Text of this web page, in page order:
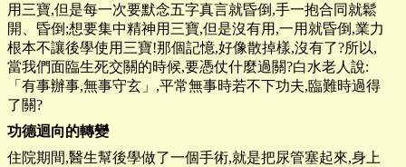
用三寶,但是每一次要默念五字真言就昏倒,手一抱合同就鬆
開、昏倒;想要集中精神用三寶,但是沒有用,一用就昏倒,業力
根本不讓後學使用三寶!那個記憶,好像散掉樣,沒有了?所以,
當我們面臨生死交關的時候,要憑仗什麼過關?白水老人說:
「有事辦事,無事守玄」,平常無事時若不下功夫,臨難時過得
了關?
功德迴向的轉變
住院期間,醫生幫後學做了一個手術,就是把尿管塞起來,身上